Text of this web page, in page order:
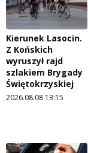
Kierunek Lasocin.
Z Końskich
wyruszył rajd
szlakiem Brygady
Świętokrzyskiej
2026.08.08 13:15